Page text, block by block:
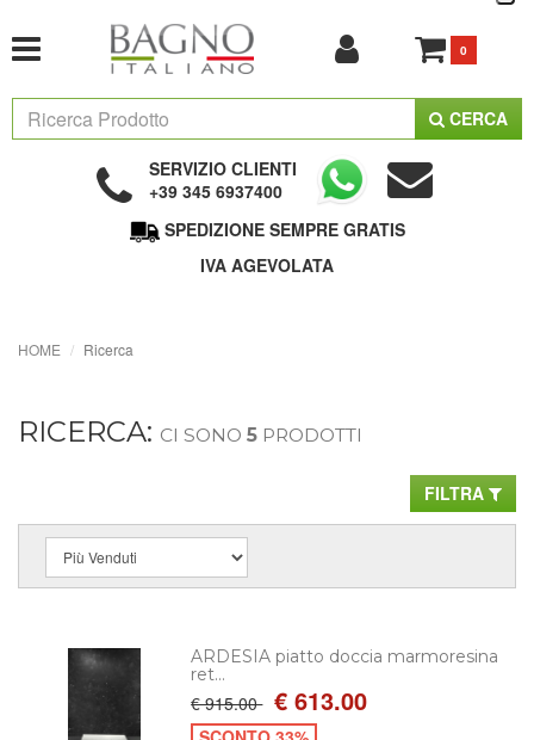
0
CERCA
SERVIZIO CLIENTI
+39 345 6937400
SPEDIZIONE SEMPRE GRATIS
IVA AGEVOLATA
HOME Ricerca
RICERCA: CI SONO 5 PRODOTTI
FILTRA
ARDESIA piatto doccia marmoresina
ret...
€ 915.00 € 613.00